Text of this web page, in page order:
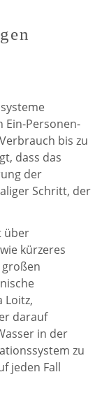
Ein-Personen-
bis zu
dass das
der
Schritt, der
über
kürzeres
großen
Loitz,
darauf
in der
zu
jeden Fall